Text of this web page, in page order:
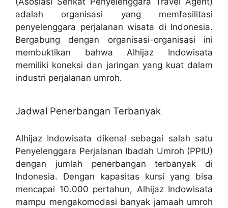
adalah organisasi yang memfasilitasi
penyelenggara perjalanan wisata di Indonesia.
Bergabung dengan organisasi-organisasi ini
membuktikan bahwa Alhijaz Indowisata
memiliki koneksi dan jaringan yang kuat dalam
industri perjalanan umroh.
Jadwal Penerbangan Terbanyak
Alhijaz Indowisata dikenal sebagai salah satu
Penyelenggara Perjalanan Ibadah Umroh (PPIU)
dengan jumlah penerbangan terbanyak di
Indonesia. Dengan kapasitas kursi yang bisa
mencapai 10.000 pertahun, Alhijaz Indowisata
mampu mengakomodasi banyak jamaah umroh